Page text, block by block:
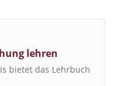
lehren
bietet das Lehrbuch